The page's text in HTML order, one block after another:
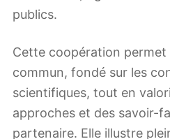
publics.
Cette coopération
commun, fondé sur les
scientifiques, tout en
approches et des savoir-
partenaire. Elle illustre